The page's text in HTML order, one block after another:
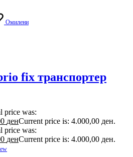
Омилени
fix транспортер
price was:
денCurrent price is: 4.000,00 ден.
price was:
денCurrent price is: 4.000,00 ден.